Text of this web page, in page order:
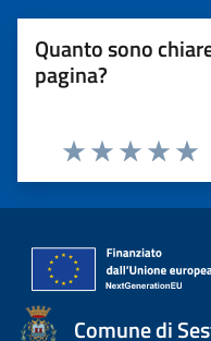
Quanto sono
pagina?
Valuta
Valuta 3
Valuta 2 stelle
Valuta 1 stelle su 5
Comune di